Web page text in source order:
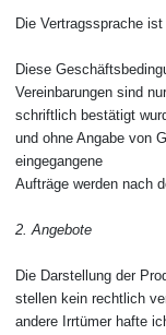
Die Vertragssprache
Diese
Vereinbarungen sind
schriftlich bestätigt
und ohne Angabe von
eingegangene
Aufträge werden nach
2. Angebote
Die Darstellung der
stellen kein rechtlich
andere Irrtümer hafte